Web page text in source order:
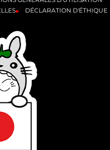
DÉCLARATION D'ÉTHIQUE